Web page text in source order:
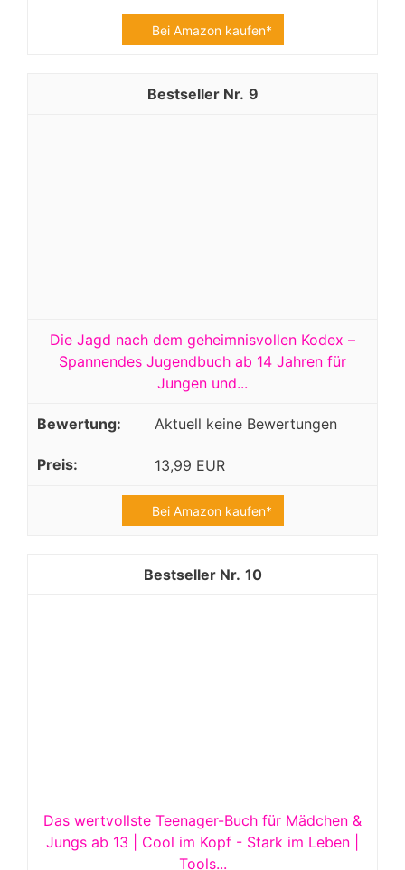
Bei Amazon kaufen*
9
Die Jagd nach dem geheimnisvollen Kodex –
Spannendes Jugendbuch ab 14 Jahren für
Jungen und...
Aktuell keine Bewertungen
13,99 EUR
Bei Amazon kaufen*
10
Das wertvollste Teenager-Buch für Mädchen &
Jungs ab 13 | Cool im Kopf - Stark im Leben |
Tools...